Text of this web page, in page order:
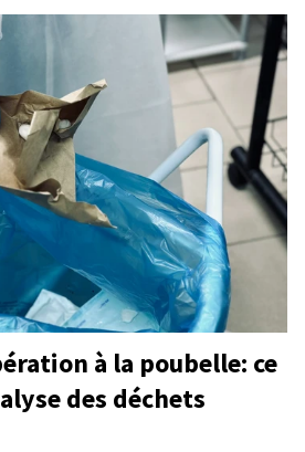
à la poubelle: ce
des déchets